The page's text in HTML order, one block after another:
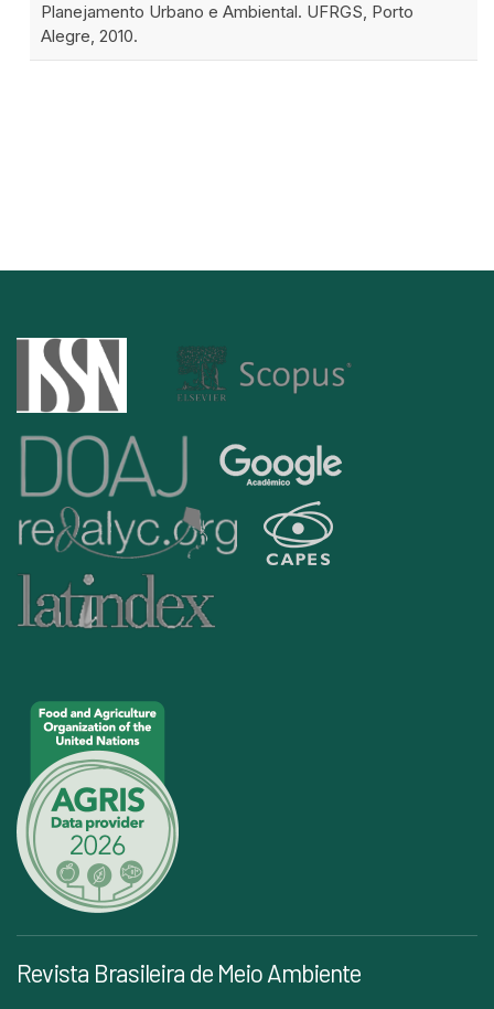
Planejamento Urbano e Ambiental. UFRGS, Porto
Alegre, 2010.
Revista Brasileira de Meio Ambiente